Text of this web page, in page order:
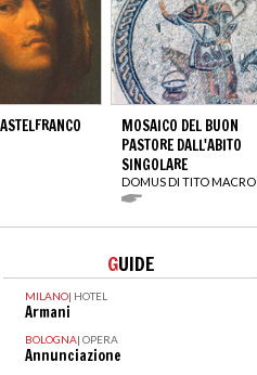
MOSAICO DEL BUON
PASTORE DALL'ABITO
SINGOLARE
DOMUS DI TITO MACRO
GUIDE
MILANO| HOTEL
Armani
BOLOGNA| OPERA
Annunciazione